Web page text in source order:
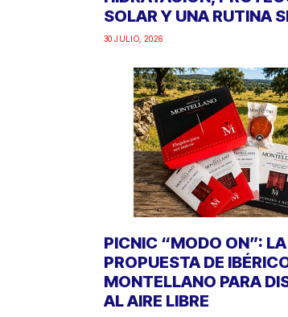
SOLAR Y UNA RUTINA
30 JULIO, 2026
PICNIC “MODO ON”: LA
PROPUESTA DE
MONTELLANO PARA
AL AIRE LIBRE